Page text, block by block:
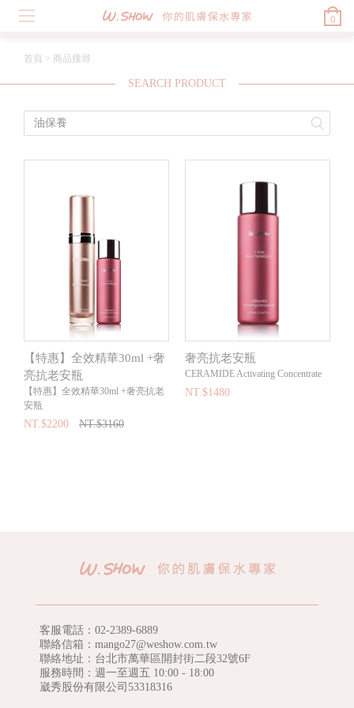
0
首頁 > 商品搜尋
SEARCH PRODUCT
【特惠】全效精華30ml +奢
亮抗老安瓶
【特惠】全效精華30ml +奢亮抗老
安瓶
NT.$2200 NT.$3160
奢亮抗老安瓶
CERAMIDE Activating Concentrate
NT.$1480
客服電話： 02-2389-6889
聯絡信箱：mango27@weshow.com.tw
聯絡地址：台北市萬華區開封街二段32號6F
服務時間：週一至週五 10:00 - 18:00
崴秀股份有限公司53318316